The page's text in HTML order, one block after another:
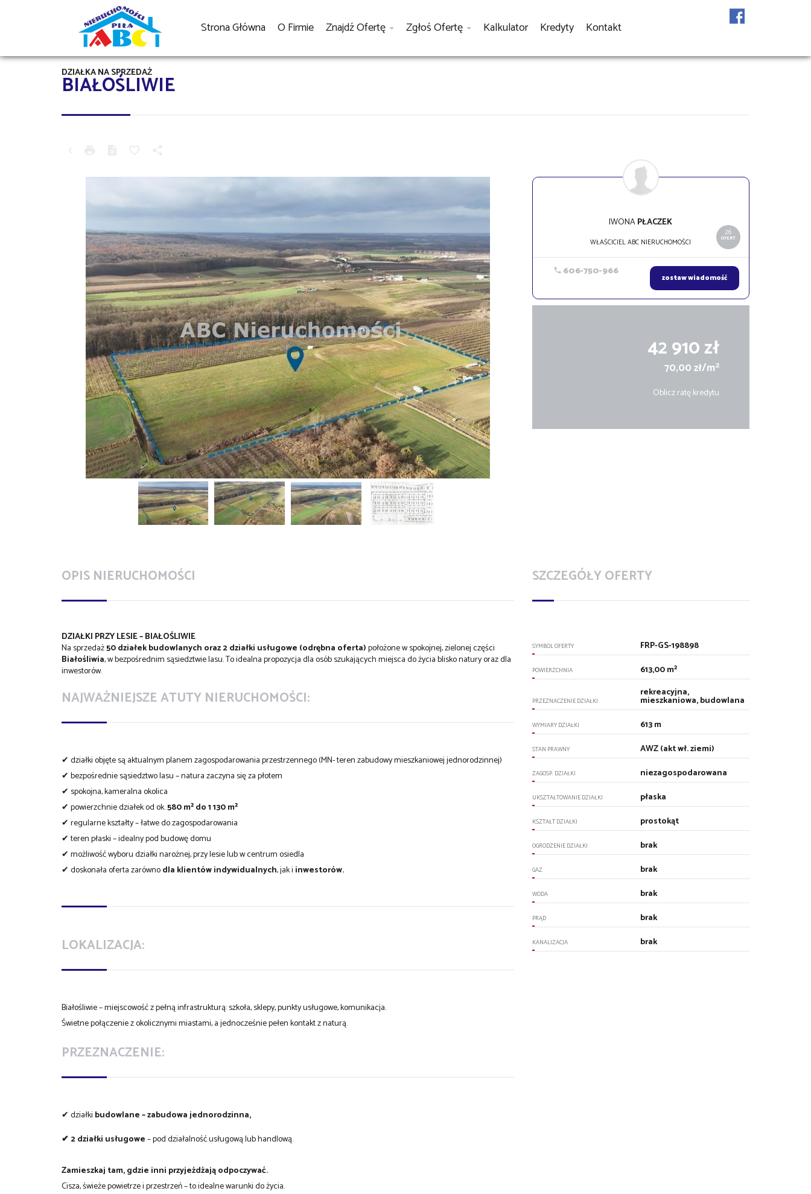
Strona Główna O Firmie Znajdź Ofertę Zgłoś Ofertę Kalkulator Kredyty Kontakt
BIAŁOŚLIWIE
DZIAŁKA NA SPRZEDAŻ
26
OFERT
IWONAPŁACZEK
WŁAŚCICIEL ABC NIERUCHOMOŚCI
606-750-966 zostaw wiadomość
42 910 zł
70,00 zł/m2
Oblicz ratę kredytu
OPIS NIERUCHOMOŚCI
DZIAŁKI PRZY LESIE – BIAŁOŚLIWIE
Na sprzedaż50 działek budowlanych oraz 2 działki usługowe (odrębna oferta)położone w spokojnej, zielonej części
Białośliwia, w bezpośrednim sąsiedztwie lasu. To idealna propozycja dla osób szukających miejsca do życia blisko natury oraz dla
inwestorów.
NAJWAŻNIEJSZE ATUTY NIERUCHOMOŚCI:
✔ działki objęte są aktualnym planem zagospodarowania przestrzennego (MN- teren zabudowy mieszkaniowej jednorodzinnej)
✔ bezpośrednie sąsiedztwo lasu – natura zaczyna się za płotem
✔ spokojna, kameralna okolica
✔ powierzchnie działek od ok.580 m² do 1 130 m²
✔ regularne kształty – łatwe do zagospodarowania
✔ teren płaski – idealny pod budowę domu
✔ możliwość wyboru działki narożnej, przy lesie lub w centrum osiedla
✔ doskonała oferta zarównodla klientów indywidualnych, jak i inwestorów.
LOKALIZACJA:
Białośliwie – miejscowość z pełną infrastrukturą: szkoła, sklepy, punkty usługowe, komunikacja.
Świetne połączenie z okolicznymi miastami, a jednocześnie pełen kontakt z naturą.
PRZEZNACZENIE:
✔ działki budowlane – zabudowa jednorodzinna,
✔ 2 działki usługowe– pod działalność usługową lub handlową.
Zamieszkaj tam, gdzie inni przyjeżdżają odpoczywać.
Cisza, świeże powietrze i przestrzeń – to idealne warunki do życia.
SZCZEGÓŁY OFERTY
SYMBOL OFERTY FRP-GS-198898
POWIERZCHNIA 613,00 m²
PRZEZNACZENIE DZIAŁKI
rekreacyjna,
mieszkaniowa, budowlana
WYMIARY DZIAŁKI 613 m
STAN PRAWNY AWZ (akt wł. ziemi)
ZAGOSP. DZIAŁKI niezagospodarowana
UKSZTAŁTOWANIE DZIAŁKI płaska
KSZTAŁT DZIAŁKI prostokąt
OGRODZENIE DZIAŁKI brak
GAZ brak
WODA brak
PRĄD brak
KANALIZACJA brak